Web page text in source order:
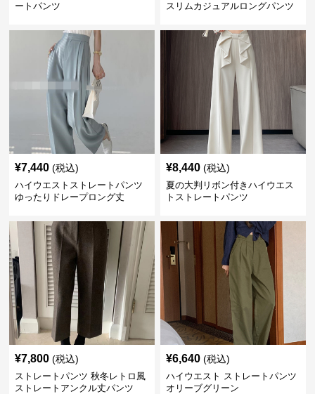
ートパンツ
スリムカジュアルロングパンツ
¥7,440 (税込)
ハイウエストストレートパンツ
ゆったりドレープロング丈
¥8,440 (税込)
夏の大判リボン付きハイウエス
トストレートパンツ
¥7,800 (税込)
ストレートパンツ 秋冬レトロ風
ストレートアンクル丈パンツ
¥6,640 (税込)
ハイウエスト ストレートパンツ
オリーブグリーン